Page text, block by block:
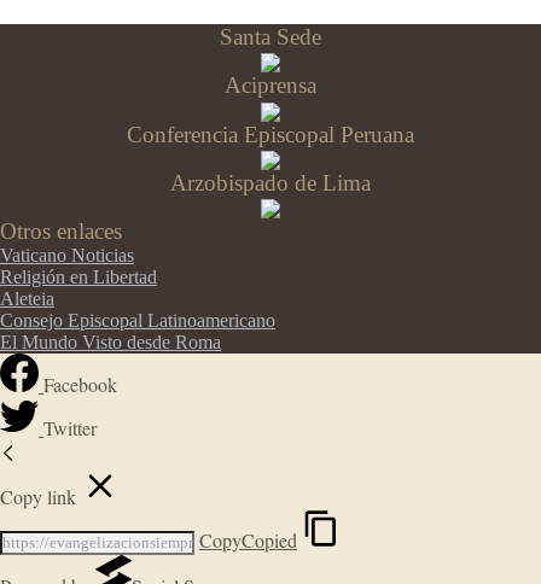
Santa Sede
Aciprensa
Conferencia Episcopal Peruana
Arzobispado de Lima
Otros enlaces
Vaticano Noticias
Religión en Libertad
Aleteia
Consejo Episcopal Latinoamericano
El Mundo Visto desde Roma
Facebook
Twitter
Copy link
CopyCopied